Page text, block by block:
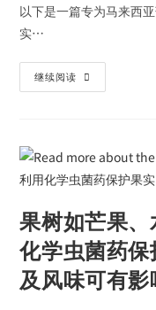
以下是一篇专为马来西
实…
继续阅读
果树如芒果、
化学虫菌药
及风味可有影